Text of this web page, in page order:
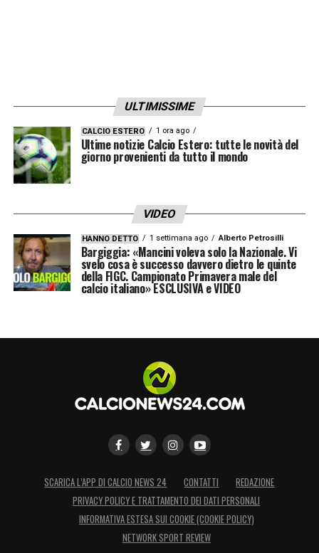
ULTIMISSIME
CALCIO ESTERO 1 ora ago
Ultime notizie Calcio Estero: tutte le novità del
giorno provenienti da tutto il mondo
VIDEO
HANNO DETTO 1 settimana ago Alberto Petrosilli
Bargiggia: «Mancini voleva solo la Nazionale. Vi
svelo cosa è successo davvero dietro le quinte
della FIGC. Campionato Primavera male del
calcio italiano» ESCLUSIVA e VIDEO
SCARICA L’APP DI CALCIO NEWS 24 CONTATTI
REDAZIONE
PRIVACY POLICY E TRATTAMENTO DEI DATI PERSONALI
INFORMATIVA ESTESA SUI COOKIE (COOKIE POLICY)
NETWORK SPORT REVIEW